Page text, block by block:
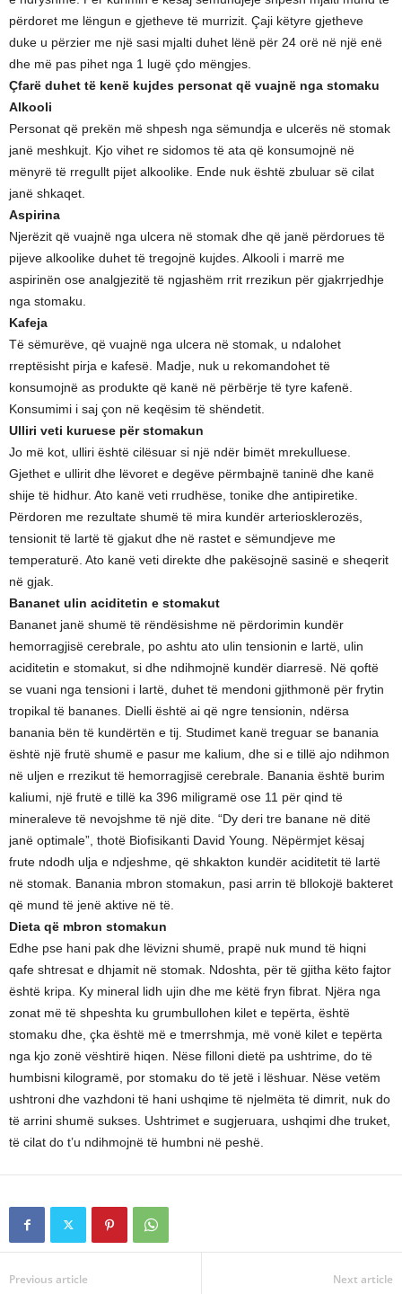
përdoret me lëngun e gjetheve të murrizit. Çaji këtyre gjetheve
duke u përzier me një sasi mjalti duhet lënë për 24 orë në një enë
dhe më pas pihet nga 1 lugë çdo mëngjes.
Çfarë duhet të kenë kujdes personat që vuajnë nga stomaku
Alkooli
Personat që prekën më shpesh nga sëmundja e ulcerës në stomak
janë meshkujt. Kjo vihet re sidomos të ata që konsumojnë në
mënyrë të rregullt pijet alkoolike. Ende nuk është zbuluar së cilat
janë shkaqet.
Aspirina
Njerëzit që vuajnë nga ulcera në stomak dhe që janë përdorues të
pijeve alkoolike duhet të tregojnë kujdes. Alkooli i marrë me
aspirinën ose analgjezitë të ngjashëm rrit rrezikun për gjakrrjedhje
nga stomaku.
Kafeja
Të sëmurëve, që vuajnë nga ulcera në stomak, u ndalohet
rreptësisht pirja e kafesë. Madje, nuk u rekomandohet të
konsumojnë as produkte që kanë në përbërje të tyre kafenë.
Konsumimi i saj çon në keqësim të shëndetit.
Ulliri veti kuruese për stomakun
Jo më kot, ulliri është cilësuar si një ndër bimët mrekulluese.
Gjethet e ullirit dhe lëvoret e degëve përmbajnë taninë dhe kanë
shije të hidhur. Ato kanë veti rrudhëse, tonike dhe antipiretike.
Përdoren me rezultate shumë të mira kundër arteriosklerozës,
tensionit të lartë të gjakut dhe në rastet e sëmundjeve me
temperaturë. Ato kanë veti direkte dhe pakësojnë sasinë e sheqerit
në gjak.
Bananet ulin aciditetin e stomakut
Bananet janë shumë të rëndësishme në përdorimin kundër
hemorragjisë cerebrale, po ashtu ato ulin tensionin e lartë, ulin
aciditetin e stomakut, si dhe ndihmojnë kundër diarresë. Në qoftë
se vuani nga tensioni i lartë, duhet të mendoni gjithmonë për frytin
tropikal të bananes. Dielli është ai që ngre tensionin, ndërsa
banania bën të kundërtën e tij. Studimet kanë treguar se banania
është një frutë shumë e pasur me kalium, dhe si e tillë ajo ndihmon
në uljen e rrezikut të hemorragjisë cerebrale. Banania është burim
kaliumi, një frutë e tillë ka 396 miligramë ose 11 për qind të
mineraleve të nevojshme të një dite. “Dy deri tre banane në ditë
janë optimale”, thotë Biofisikanti David Young. Nëpërmjet kësaj
frute ndodh ulja e ndjeshme, që shkakton kundër aciditetit të lartë
në stomak. Banania mbron stomakun, pasi arrin të bllokojë bakteret
që mund të jenë aktive në të.
Dieta që mbron stomakun
Edhe pse hani pak dhe lëvizni shumë, prapë nuk mund të hiqni
qafe shtresat e dhjamit në stomak. Ndoshta, për të gjitha këto fajtor
është kripa. Ky mineral lidh ujin dhe me këtë fryn fibrat. Njëra nga
zonat më të shpeshta ku grumbullohen kilet e tepërta, është
stomaku dhe, çka është më e tmerrshmja, më vonë kilet e tepërta
nga kjo zonë vështirë hiqen. Nëse filloni dietë pa ushtrime, do të
humbisni kilogramë, por stomaku do të jetë i lëshuar. Nëse vetëm
ushtroni dhe vazhdoni të hani ushqime të njelmëta të dimrit, nuk do
të arrini shumë sukses. Ushtrimet e sugjeruara, ushqimi dhe truket,
të cilat do t’u ndihmojnë të humbni në peshë.
Previous article Next article